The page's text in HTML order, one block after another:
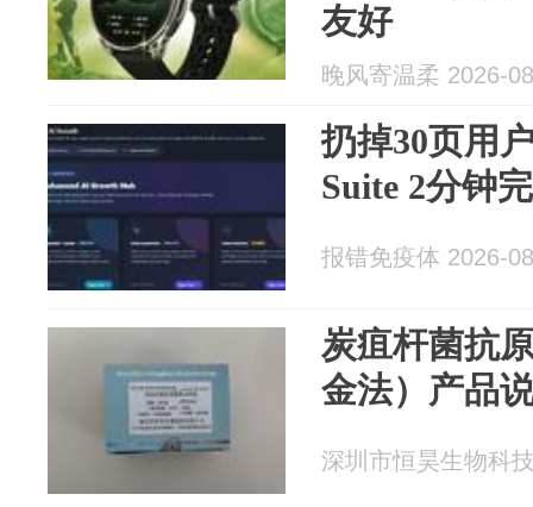
友好
晚风寄温柔 2026-
扔掉30页用
Suite 2分钟
报错免疫体 2026-
炭疽杆菌抗
金法）产品
深圳市恒昊生物科